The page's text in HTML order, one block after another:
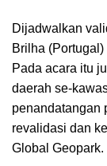
Dijadwalkan
Brilha
Pada acara itu
daerah se-
penandatangan
revalidasi dan
Global